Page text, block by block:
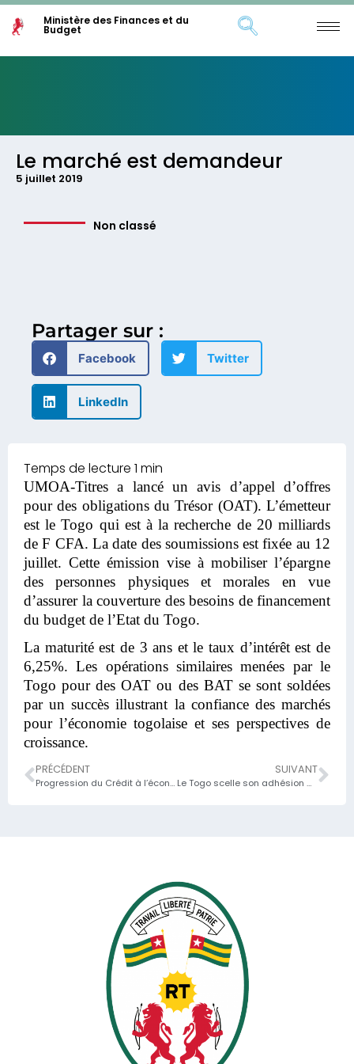
Ministère des Finances et du
Budget
Le marché est demandeur
5 juillet 2019
Non classé
Partager sur :
Facebook Twitter
LinkedIn
UMOA-Titres a lancé un avis d’appel d’offres
pour des obligations du Trésor (OAT). L’émetteur
est le Togo qui est à la recherche de 20 milliards
de F CFA. La date des soumissions est fixée au 12
juillet. Cette émission vise à mobiliser l’épargne
des personnes physiques et morales en vue
d’assurer la couverture des besoins de financement
du budget de l’Etat du Togo.
La maturité est de 3 ans et le taux d’intérêt est de
6,25%. Les opérations similaires menées par le
Togo pour des OAT ou des BAT se sont soldées
par un succès illustrant la confiance des marchés
pour l’économie togolaise et ses perspectives de
croissance.
PRÉCÉDENT
Progression du Crédit à l’économie au Togo
SUIVANT
Le Togo scelle son adhésion à l’ACA